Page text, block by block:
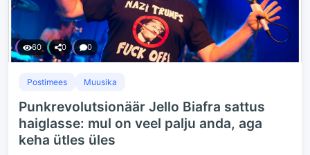
60 0 0
Postimees Muusika
Punkrevolutsionäär Jello Biafra sattus
haiglasse: mul on veel palju anda, aga
keha ütles üles